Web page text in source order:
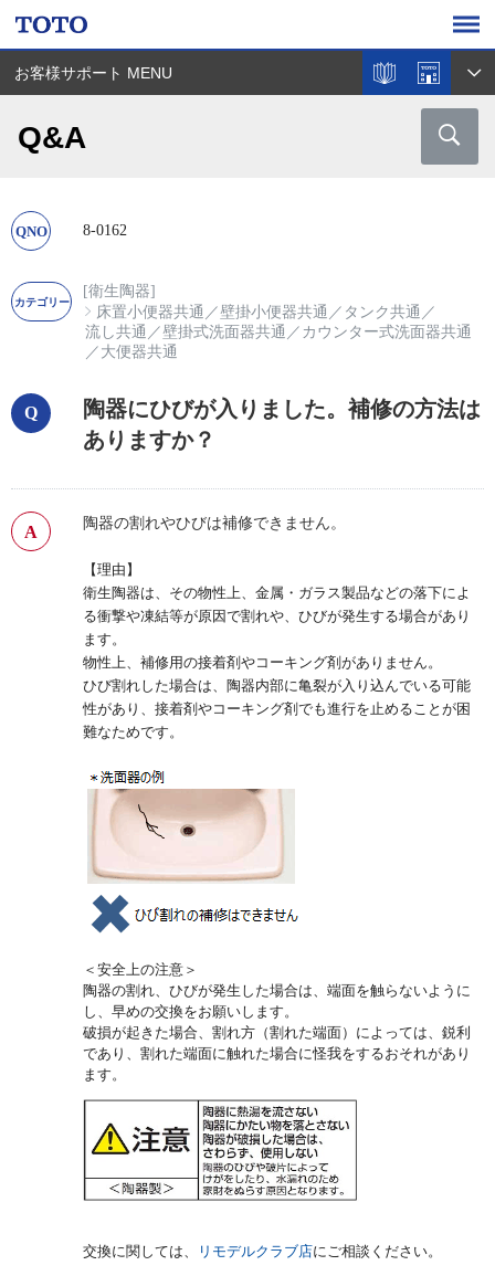
お客様サポート MENU
Q&A
8-0162
[衛生陶器]
床置小便器共通 ／壁掛小便器共通 ／ タンク共通 ／
流し共通 ／壁掛式洗面器共通 ／ カウンター式洗面器共通
／ 大便器共通
陶器にひびが入りました。補修の方法は
ありますか？
陶器の割れやひびは補修できません。
【理由】
衛生陶器は、その物性上、金属・ガラス製品などの落下によ
る衝撃や凍結等が原因で割れや、ひびが発生する場合があり
ます。
物性上、補修用の接着剤やコーキング剤がありません。
ひび割れした場合は、陶器内部に亀裂が入り込んでいる可能
性があり、接着剤やコーキング剤でも進行を止めることが困
難なためです。
＜安全上の注意＞
陶器の割れ、ひびが発生した場合は、端面を触らないように
し、早めの交換をお願いします。
破損が起きた場合、割れ方（割れた端面）によっては、鋭利
であり、割れた端面に触れた場合に怪我をするおそれがあり
ます。
交換に関しては、 リモデルクラブ店にご相談ください。